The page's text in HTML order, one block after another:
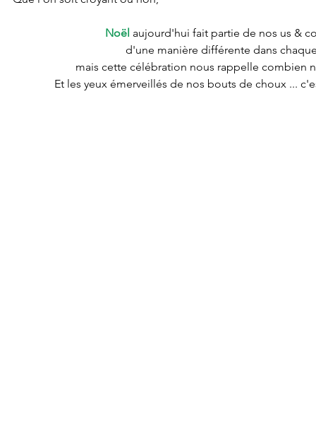
Noël aujourd'hui fait partie de nos us &
d'une manière différente dans
mais cette célébration nous rappelle combien
Et les yeux émerveillés de nos bouts de choux ...